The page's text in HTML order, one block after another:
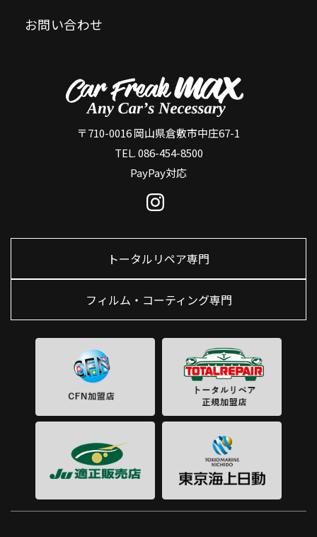
お問い合わせ
〒710-0016 岡山県倉敷市中庄67-1
TEL. 086-454-8500
PayPay対応
トータルリペア専門
フィルム・コーティング専門